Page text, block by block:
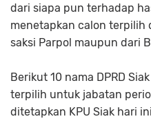
dari siapa pun terhadap
menetapkan calon terpilih
saksi Parpol maupun dari
Berikut 10 nama DPRD
terpilih untuk jabatan
ditetapkan KPU Siak hari